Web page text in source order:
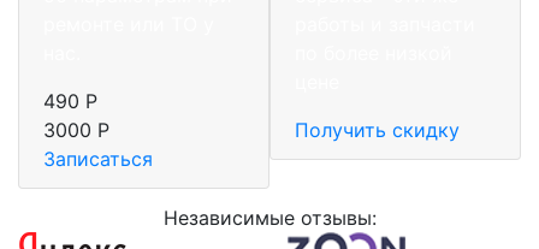
490 Р
3000 Р
Записаться
Получить скидку
Независимые отзывы: